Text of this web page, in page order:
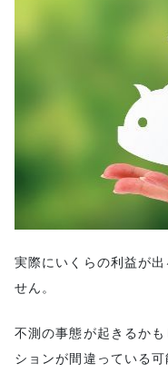
実際にいくらの利益が
せん。
不測の事態が起きるか
ションが間違っている可